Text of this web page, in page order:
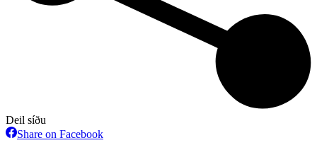
Deil síðu
Share on FacebookShare